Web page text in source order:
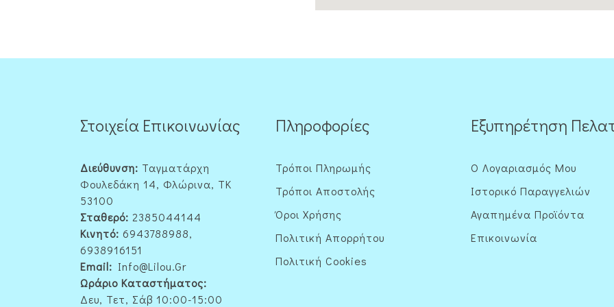
Στοιχεία Επικοινωνίας
Διεύθυνση: Ταγματάρχη
Φουλεδάκη 14, Φλώρινα, ΤΚ
53100
Σταθερό: 2385044144
Κινητό: 6943788988,
6938916151
Email: Info@lilou.gr
Ωράριο Καταστήματος:
Δευ, Τετ, Σάβ 10:00-15:00
Πληροφορίες
Τρόποι Πληρωμής
Τρόποι Αποστολής
Όροι Χρήσης
Πολιτική Απορρήτου
Πολιτική Cookies
Εξυπηρέτηση
Ο Λογαριασμός Μου
Ιστορικό Παραγγελιών
Αγαπημένα Προϊόντα
Επικοινωνία